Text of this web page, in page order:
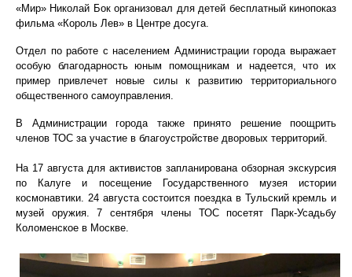
«Мир» Николай Бок организовал для детей бесплатный кинопоказ
фильма «Король Лев» в Центре досуга.
Отдел по работе с населением Администрации города выражает
особую благодарность юным помощникам и надеется, что их
пример привлечет новые силы к развитию территориального
общественного самоуправления.
В Администрации города также принято решение поощрить
членов ТОС за участие в благоустройстве дворовых территорий.
На 17 августа для активистов запланирована обзорная экскурсия
по Калуге и посещение Государственного музея истории
космонавтики. 24 августа состоится поездка в Тульский кремль и
музей оружия. 7 сентября члены ТОС посетят Парк-Усадьбу
Коломенское в Москве.